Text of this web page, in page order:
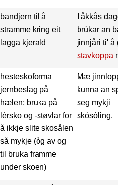
bandjern til å
stramme kring eit
lagga kjerald
I åkkås
brúkar an
jinnjåri ti' å
stavkoppa
hesteskoforma
jernbeslag på
hælen; bruka på
lérsko og -støvlar for
å ikkje slite skosålen
så mykje (òg av og
til bruka framme
under skoen)
Mæ
kunna an
seg mykji
skósóling.